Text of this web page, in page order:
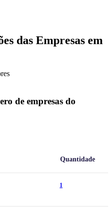
das Empresas em
de empresas do
Quantidade
1